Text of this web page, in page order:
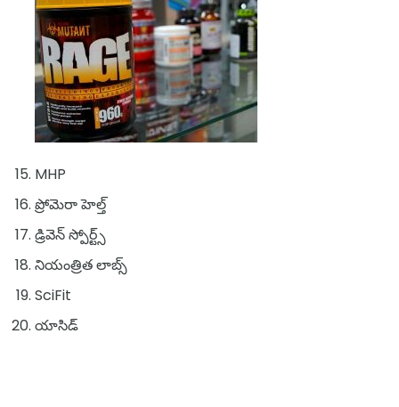
MHP
ప్రోమెరా హెల్త్
డ్రివెన్ స్పోర్ట్స్
నియంత్రిత లాబ్స్
SciFit
యాసిడ్